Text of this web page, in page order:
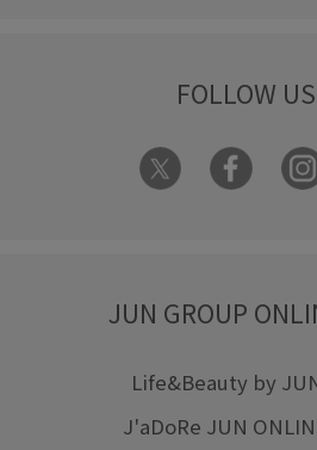
FOLLOW
JUN GROUP
Life&Beauty by
J'aDoRe JUN